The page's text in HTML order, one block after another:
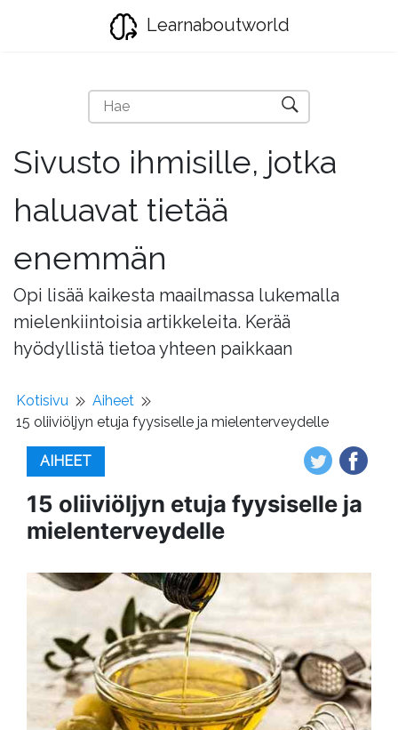
Learnaboutworld
Sivusto ihmisille, jotka
haluavat tietää
enemmän
Opi lisää kaikesta maailmassa lukemalla
mielenkiintoisia artikkeleita. Kerää
hyödyllistä tietoa yhteen paikkaan
Kotisivu
Aiheet
15 oliiviöljyn etuja fyysiselle ja mielenterveydelle
AIHEET
15 oliiviöljyn etuja fyysiselle ja
mielenterveydelle